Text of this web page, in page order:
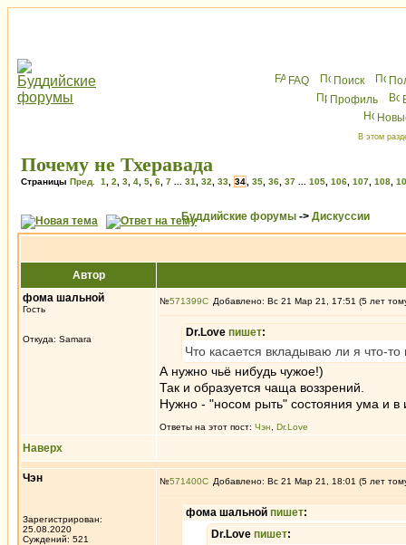
FAQ Поиск
Профиль
В этом
Почему не Тхеравада
Страницы Пред. 1 2 3 4 5 6 7 31 32 33 34 35 36 37 105 106 107 108
Буддийские форумы -> Дискуссии
Автор
фома шальной
Гость
Откуда: Samara
№571399 Добавлено: Вс 21 Мар 21, 17:51 (5 лет
Dr.Love пишет:
Что касается вкладываю ли я что-
А нужно чьё нибудь чужое!)
Так и образуется чаща воззрений.
Нужно - "носом рыть" состояния ума и в
Ответы на этот пост: Чэн Dr.Love
Наверх
Чэн
Зарегистрирован:
25.08.2020
Суждений: 521
№571400 Добавлено: Вс 21 Мар 21, 18:01 (5 лет
фома шальной пишет:
Dr.Love пишет: